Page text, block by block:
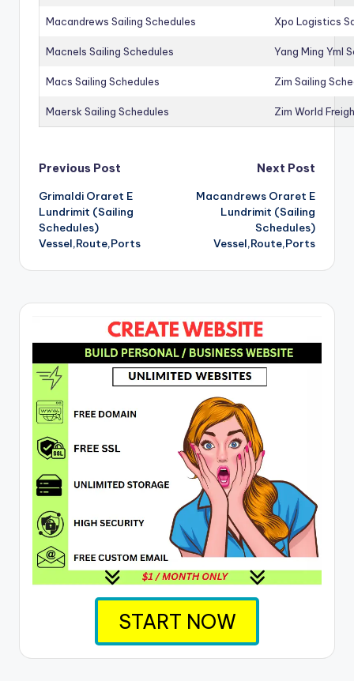
Macandrews Sailing Schedules Xpo Logistics
Macnels Sailing Schedules Yang Ming Yml
Macs Sailing Schedules Zim Sailing
Maersk Sailing Schedules Zim World
Post
navigation
Previous Post
Grimaldi Oraret E
Lundrimit (Sailing
Schedules)
Vessel,Route,Ports
Next Post
Macandrews Oraret E
Lundrimit (Sailing
Schedules)
Vessel,Route,Ports
START NOW